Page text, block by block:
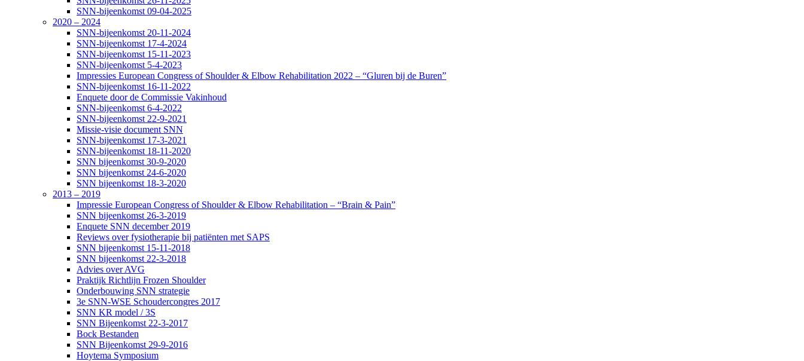
SNN-bijeenkomst 09-04-2025
2020 – 2024
SNN-bijeenkomst 20-11-2024
SNN-bijeenkomst 17-4-2024
SNN-bijeenkomst 15-11-2023
SNN-bijeenkomst 5-4-2023
Impressies European Congress of Shoulder & Elbow Rehabilitation 2022 – “Gluren bij de Buren”
SNN-bijeenkomst 16-11-2022
Enquete door de Commissie Vakinhoud
SNN-bijeenkomst 6-4-2022
SNN-bijeenkomst 22-9-2021
Missie-visie document SNN
SNN-bijeenkomst 17-3-2021
SNN-bijeenkomst 18-11-2020
SNN bijeenkomst 30-9-2020
SNN bijeenkomst 24-6-2020
SNN bijeenkomst 18-3-2020
2013 – 2019
Impressie European Congress of Shoulder & Elbow Rehabilitation – “Brain & Pain”
SNN bijeenkomst 26-3-2019
Enquete SNN december 2019
Reviews over fysiotherapie bij patiënten met SAPS
SNN bijeenkomst 15-11-2018
SNN bijeenkomst 22-3-2018
Advies over AVG
Praktijk Richtlijn Frozen Shoulder
Onderbouwing SNN strategie
3e SNN-WSE Schoudercongres 2017
SNN KR model / 3S
SNN Bijeenkomst 22-3-2017
Bock Bestanden
SNN Bijeenkomst 29-9-2016
Hoytema Symposium